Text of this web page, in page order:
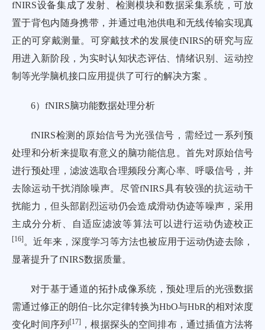
fNIRS设备集成了发射、检测模块和数据采集系统，可放
置于背包内随身携带，并通过电池供电和无线传输实现真
正的可穿戴测量。可穿戴技术的发展使fNIRS的研究与应
用进入新阶段，为实时认知状态评估、情绪识别、运动控
制等光学脑机接口应用提供了可行的解决方案 。
6）fNIRS脑功能数据处理分析
fNIRS检测的原始信号为光强信号，需经过一系列预
处理和分析来提取有意义的脑功能信息。首先对原始信号
进行预处理，滤波选取合理频段分离心率、呼吸信号，并
去除运动干扰消除噪声。尽管fNIRS具有较强的抗运动干
扰能力，但头部剧烈运动仍会造成滑动伪迹等噪声，采用
主成分分析、自适应滤波等算法可以进行运动伪迹校正
[16] 。近年来，深度学习等方法也被应用于运动伪迹去除，
显著提升了fNIRS数据质量。
对于基于通道的拓扑成像系统，预处理后的光强数据
需通过修正的朗伯−比尔定律转换为HbO与HbR的相对浓度
变化时间序列 [17] ，根据探头的空间排布，通过插值方法将